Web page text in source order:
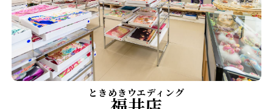
ときめきウエディング